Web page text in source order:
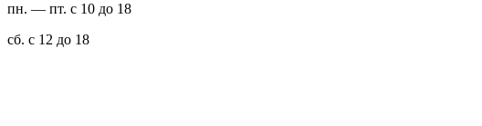
пн. — пт. с 10 до 18
сб. с 12 до 18